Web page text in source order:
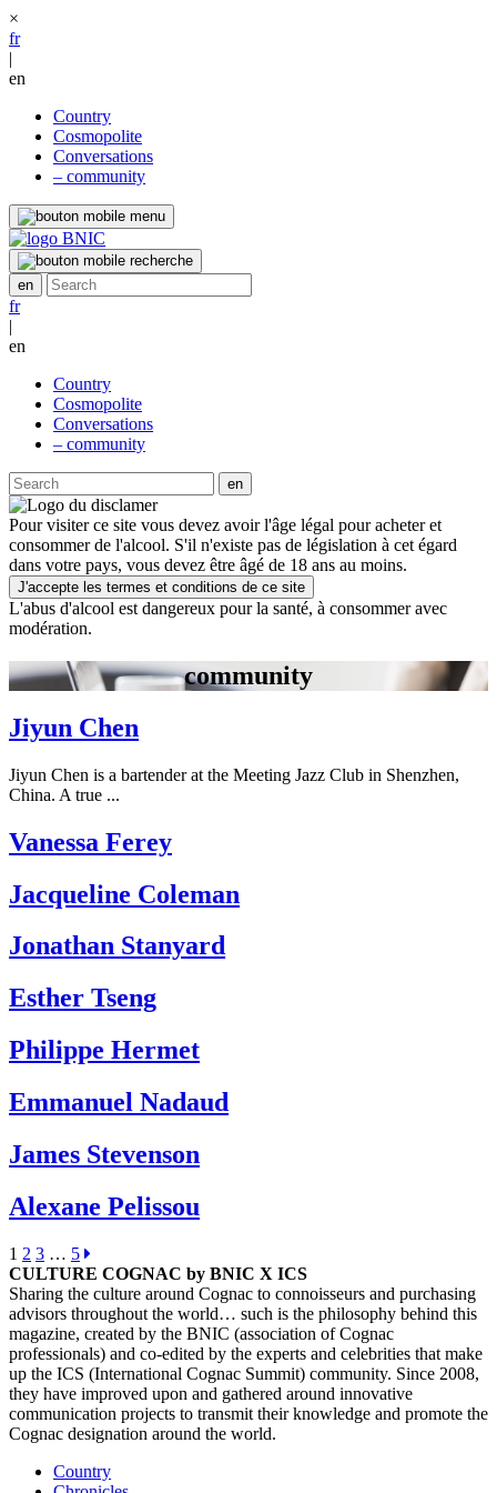
×
fr
|
en
Country
Cosmopolite
Conversations
– community
fr
|
en
Country
Cosmopolite
Conversations
– community
Pour visiter ce site vous devez avoir l'âge légal pour acheter et
consommer de l'alcool. S'il n'existe pas de législation à cet égard
dans votre pays, vous devez être âgé de 18 ans au moins.
J'accepte les termes et conditions de ce site
L'abus d'alcool est dangereux pour la santé, à consommer avec
modération.
community
Jiyun Chen
Jiyun Chen is a bartender at the Meeting Jazz Club in Shenzhen,
China. A true ...
Vanessa Ferey
Jacqueline Coleman
Jonathan Stanyard
Esther Tseng
Philippe Hermet
Emmanuel Nadaud
James Stevenson
Alexane Pelissou
1 2 3 … 5
CULTURE COGNAC by BNIC X ICS
Sharing the culture around Cognac to connoisseurs and purchasing
advisors throughout the world… such is the philosophy behind this
magazine, created by the BNIC (association of Cognac
professionals) and co-edited by the experts and celebrities that make
up the ICS (International Cognac Summit) community. Since 2008,
they have improved upon and gathered around innovative
communication projects to transmit their knowledge and promote the
Cognac designation around the world.
Country